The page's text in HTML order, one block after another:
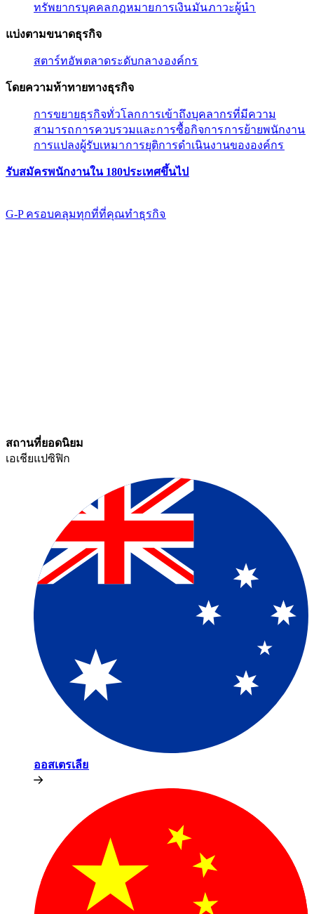
ทรัพยากรบุคคล​​กฎหมาย​​การเงิน​​มัน​​ภาวะผู้นํา​​
แบ่งตามขนาดธุรกิจ​​
สตาร์ทอัพ​​ตลาดระดับกลาง​​องค์กร​​
โดยความท้าทายทางธุรกิจ​​
การขยายธุรกิจทั่วโลก​​การเข้าถึงบุคลากรที่มีความ
สามารถ​​การควบรวมและการซื้อกิจการ​​การย้ายพนักงาน​​
การแปลงผู้รับเหมา​​การยุติการดำเนินงานขององค์กร​​
รับสมัครพนักงานใน 180ประเทศขึ้นไป​​
G-P ครอบคลุมทุกที่ที่คุณทําธุรกิจ​​
สถานที่ยอดนิยม​​
เอเชียแปซิฟิก​​
ออสเตรเลีย​​